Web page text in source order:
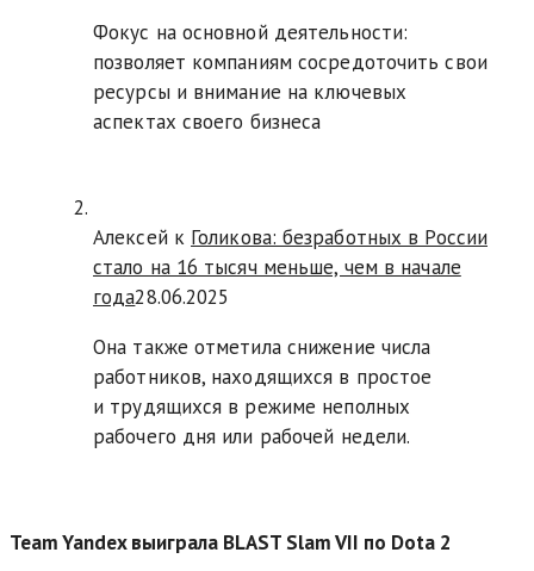
Фокус на основной деятельности:
позволяет компаниям сосредоточить свои
ресурсы и внимание на ключевых
аспектах своего бизнеса
Алексей к Голикова: безработных в России
стало на 16 тысяч меньше, чем в начале
года28.06.2025
Она также отметила снижение числа
работников, находящихся в простое
и трудящихся в режиме неполных
рабочего дня или рабочей недели.
Team Yandex выиграла BLAST Slam VII по Dota 2